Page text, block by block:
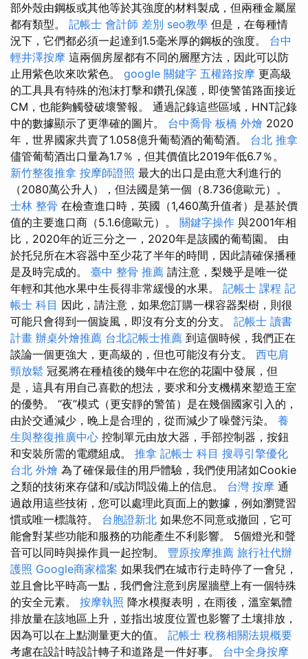
部外殼由鋼板或其他等於其強度的材料製成，但兩種金屬屋
都有類型。 記帳士 會計師 差別 seo教學 但是，在每種情
況下，它們都必須一起達到1.5毫米厚的鋼板的強度。 台中
輕井澤按摩 這兩個房屋都有不同的層壓方法，因此可以防
止用紫色吹來吹紫色。 google 關鍵字 五權路按摩 更高級
的工具具有特殊的泡沫打擊和鑽孔保護，即使警笛路面接近
CM，也能夠觸發破壞警報。 通過記錄這些區域，HNT記錄
中的數據顯示了更準確的圖片。 台中喬骨 板橋 外燴 2020
年，世界國家共賣了1.058億升葡萄酒的葡萄酒。 台北 推拿
儘管葡萄酒出口量為1.7％，但其價值比2019年低6.7％。
新竹整復推拿 按摩師證照 最大的出口是由意大利進行的
（2080萬公升人），但法國是第一個（8.736億歐元）。
士林 整骨 在檢查進口時，英國（1,460萬升值者）是基於價
值的主要進口商（5.1.6億歐元）。 關鍵字操作 與2001年相
比，2020年的近三分之一，2020年是該國的葡萄園。 由
於托兒所在木容器中至少花了半年的時間，因此請確保播種
是及時完成的​​。 臺中 整骨 推薦 請注意，梨幾乎是唯一從
年輕和其他水果中生長得非常緩慢的水果。 記帳士 課程 記
帳士 科目 因此，請注意，如果您訂購一棵容器梨樹，則很
可能只會得到一個旋風，即沒有分支的分支。 記帳士 讀書
計畫 辦桌外燴推薦 台北記帳士推薦 到這個時候，我們正在
談論一個更強大，更高級的，但也可能沒有分支。 西屯肩
頸放鬆 冠冕將在種植後的幾年中在您的花園中發展，但
是，這具有用自己喜歡的想法，要求和分支機構來塑造王室
的優勢。 “夜”模式（更安靜的警笛）是在幾個國家引入的，
由於交通減少，晚上是合理的，從而減少了噪聲污染。 養
生與整復推廣中心 控制單元由放大器，手部控制器，按鈕
和安裝所需的電纜組成。 推拿 記帳士 科目 搜尋引擎優化
台北 外燴 為了確保最佳的用戶體驗，我們使用諸如Cookie
之類的技術來存儲和/或訪問設備上的信息。 台灣 按摩 通
過啟用這些技術，您可以處理此頁面上的數據，例如瀏覽習
慣或唯一標識符。 台胞證新北 如果您不同意或撤回，它可
能會對某些功能和服務的功能產生不利影響。 5個燈光和聲
音可以同時與操作員一起控制。 豐原按摩推薦 旅行社代辦
護照 Google商家檔案 如果我們在城市行走時停了一會兒，
並且會比平時高一點，我們會注意到房屋牆壁上有一個特殊
的安全元素。 按摩執照 降水模擬表明，在雨後，溫室氣體
排放量在該地區上升，並指出坡度位置也影響了土壤排放，
因為可以在上點測量更大的值。 記帳士 稅務相關法規概要
考慮在設計時設計轉子和道路是一件好事。 台中全身按摩